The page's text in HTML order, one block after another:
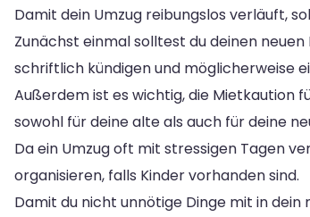
Damit dein Umzug reibungslos verläuft,
Zunächst einmal solltest du deinen
schriftlich kündigen und möglicherweise
Außerdem ist es wichtig, die Mietkaution
sowohl für deine alte als auch für deine
Da ein Umzug oft mit stressigen Tagen
organisieren, falls Kinder vorhanden sind.
Damit du nicht unnötige Dinge mit in